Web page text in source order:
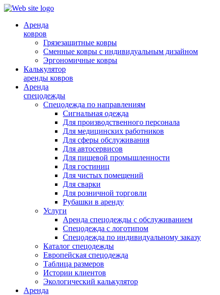
Аренда
ковров
Грязезащитные ковры
Сменные ковры с индивидуальным дизайном
Эргономичные ковры
Калькулятор
аренды ковров
Аренда
спецодежды
Спецодежда по направлениям
Сигнальная одежда
Для производственного персонала
Для медицинских работников
Для сферы обслуживания
Для автосервисов
Для пищевой промышленности
Для гостиниц
Для чистых помещений
Для сварки
Для розничной торговли
Рубашки в аренду
Услуги
Аренда спецодежды с обслуживанием
Спецодежда с логотипом
Спецодежда по индивидуальному заказу
Каталог спецодежды
Европейская спецодежда
Таблица размеров
Истории клиентов
Экологический калькулятор
Аренда